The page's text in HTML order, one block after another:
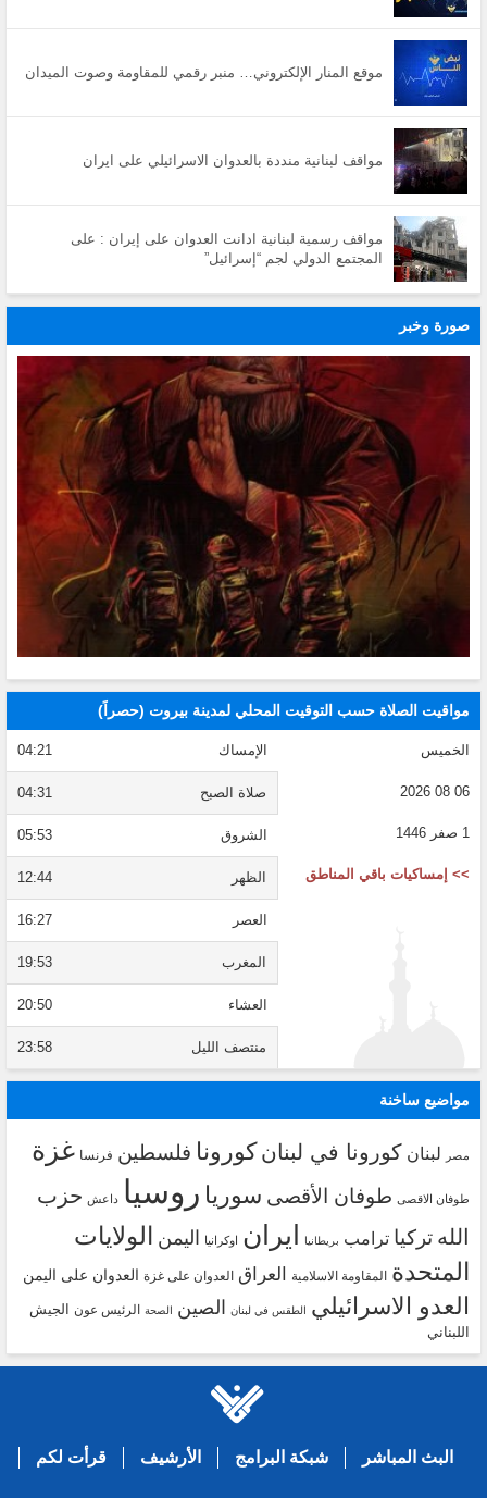
موقع المنار الإلكتروني… منبر رقمي للمقاومة وصوت الميدان
مواقف لبنانية منددة بالعدوان الاسرائيلي على ايران
مواقف رسمية لبنانية ادانت العدوان على إيران : على
المجتمع الدولي لجم “إسرائيل”
صورة وخبر
مواقيت الصلاة حسب التوقيت المحلي لمدينة بيروت (حصراً)
الخميس
06 08 2026
1 صفر 1446
>> إمساكيات باقي المناطق
الإمساك 04:21
صلاة الصبح 04:31
الشروق 05:53
الظهر 12:44
العصر 16:27
المغرب 19:53
العشاء 20:50
منتصف الليل 23:58
مواضيع ساخنة
مصر لبنان كورونا في لبنانكورونا فلسطين فرنسا غزة
طوفان الاقصى طوفان الأقصى سوريا روسيا داعش حزب
الله تركيا ترامب بريطانيا ايران اوكرانيا اليمن
الولايات
المتحدة
المقاومة الاسلامية العراق العدوان على غزة العدوان على اليمن
العدو الاسرائيلي الطقس في لبنان الصين الصحة الرئيس عون
الجيش
اللبناني
البث المباشر شبكة البرامج الأرشيف قرأت لكم